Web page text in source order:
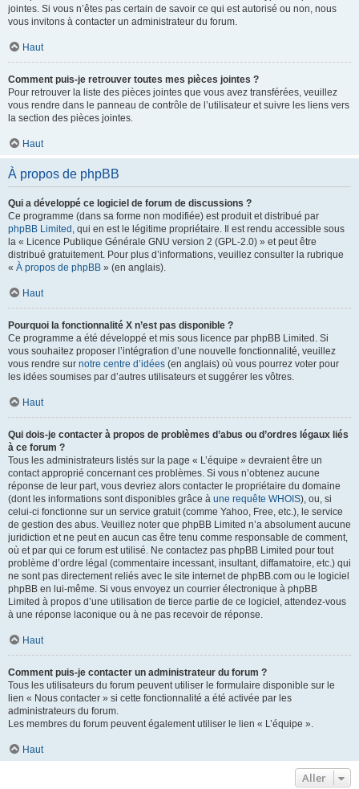
jointes. Si vous n’êtes pas certain de savoir ce qui est autorisé ou non, nous
vous invitons à contacter un administrateur du forum.
Haut
Comment puis-je retrouver toutes mes pièces jointes ?
Pour retrouver la liste des pièces jointes que vous avez transférées, veuillez
vous rendre dans le panneau de contrôle de l’utilisateur et suivre les liens vers
la section des pièces jointes.
Haut
À propos de phpBB
Qui a développé ce logiciel de forum de discussions ?
Ce programme (dans sa forme non modifiée) est produit et distribué par
phpBB Limited , qui en est le légitime propriétaire. Il est rendu accessible sous
la « Licence Publique Générale GNU version 2 (GPL-2.0) » et peut être
distribué gratuitement. Pour plus d’informations, veuillez consulter la rubrique
« À propos de phpBB » (en anglais).
Haut
Pourquoi la fonctionnalité X n’est pas disponible ?
Ce programme a été développé et mis sous licence par phpBB Limited. Si
vous souhaitez proposer l’intégration d’une nouvelle fonctionnalité, veuillez
vous rendre sur notre centre d’idées (en anglais) où vous pourrez voter pour
les idées soumises par d’autres utilisateurs et suggérer les vôtres.
Haut
Qui dois-je contacter à propos de problèmes d’abus ou d’ordres légaux liés
à ce forum ?
Tous les administrateurs listés sur la page « L’équipe » devraient être un
contact approprié concernant ces problèmes. Si vous n’obtenez aucune
réponse de leur part, vous devriez alors contacter le propriétaire du domaine
(dont les informations sont disponibles grâce à une requête WHOIS), ou, si
celui-ci fonctionne sur un service gratuit (comme Yahoo, Free, etc.), le service
de gestion des abus. Veuillez noter que phpBB Limited n’a absolument aucune
juridiction et ne peut en aucun cas être tenu comme responsable de comment,
où et par qui ce forum est utilisé. Ne contactez pas phpBB Limited pour tout
problème d’ordre légal (commentaire incessant, insultant, diffamatoire, etc.) qui
ne sont pas directement reliés avec le site internet de phpBB.com ou le logiciel
phpBB en lui-même. Si vous envoyez un courrier électronique à phpBB
Limited à propos d’une utilisation de tierce partie de ce logiciel, attendez-vous
à une réponse laconique ou à ne pas recevoir de réponse.
Haut
Comment puis-je contacter un administrateur du forum ?
Tous les utilisateurs du forum peuvent utiliser le formulaire disponible sur le
lien « Nous contacter » si cette fonctionnalité a été activée par les
administrateurs du forum.
Les membres du forum peuvent également utiliser le lien « L’équipe ».
Haut
Aller